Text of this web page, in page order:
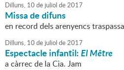
Dilluns, 10 de juliol de2017
Missa de difuns
en record dels arenyencs
Dilluns, 10 de juliol de2017
Espectacle infantil:El Mêtre
a càrrec de la Cia. Jam